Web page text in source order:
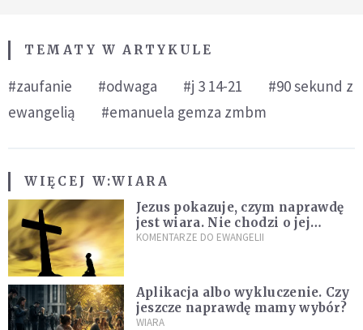
TEMATY W ARTYKULE
#zaufanie #odwaga #j 3 14-21
#90 sekund z
ewangelią
#emanuela gemza zmbm
WIĘCEJ W:WIARA
Jezus pokazuje, czym naprawdę
jest wiara. Nie chodzi o jej
wielkość
KOMENTARZE DO EWANGELII
Aplikacja albo wykluczenie. Czy
jeszcze naprawdę mamy wybór?
WIARA